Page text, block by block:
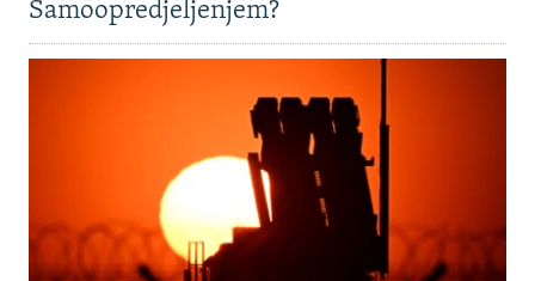
Samoopredjeljenjem?